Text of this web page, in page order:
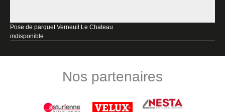
Pose de parquet Verneuil Le Chateau
indisponible
Nos partenaires